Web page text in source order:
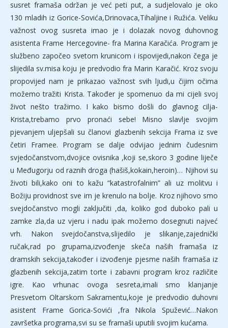
susret framaša održan je već peti put, a sudjelovalo je oko
130 mladih iz Gorice-Sovića,Drinovaca,Tihaljine i Ružića. Veliku
važnost ovog susreta imao je i dolazak novog duhovnog
asistenta Frame Hercegovine- fra Marina Karačića. Program je
službeno započeo svetom krunicom i ispovijedi,nakon čega je
slijedila sv.misa koju je predvodio fra Marin Karačić. Kroz svoju
propovijed nam je prikazao važnost svih ljudi,u čijim očima
možemo tražiti Krista. Također je spomenuo da mi cijeli svoj
život nešto tražimo. I kako bismo došli do glavnog cilja-
Krista,trebamo prvo pronaći sebe! Misno slavlje svojim
pjevanjem uljepšali su članovi glazbenih sekcija Frama iz sve
četiri Framee. Program se dalje odvijao jednim čudesnim
svjedočanstvom,dvojice ovisnika ,koji se,skoro 3 godine liječe
u Međugorju od raznih droga (hašiš,kokain,heroin)… Njihovi su
životi bili,kako oni to kažu “katastrofalnim” ali uz molitvu i
Božiju providnost sve im je krenulo na bolje. Kroz njihovo smo
svejdočanstvo mogli zaključiti ,da, koliko god duboko pali u
zamke zla,da uz vjeru i nadu ipak možemo dosegnuti najveć
vrh. Nakon svejdočanstva,slijedilo je slikanje,zajednički
ručak,rad po grupama,izvođenje skeča naših framaša iz
dramskih sekcija,također i izvođenje pjesme naših framaša iz
glazbenih sekcija,zatim torte i zabavni program kroz različite
igre. Kao vrhunac ovoga sesreta,imali smo klanjanje
Presvetom Oltarskom Sakramentu,koje je predvodio duhovni
asistent Frame Gorica-Sovići ,fra Nikola Spužević…Nakon
završetka programa,svi su se framaši uputili svojim kućama.